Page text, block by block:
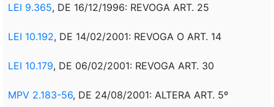
LEI 9.365, DE 16/12/1996: REVOGA ART. 25
LEI 10.192, DE 14/02/2001: REVOGA O ART. 14
LEI 10.179, DE 06/02/2001: REVOGA ART. 30
MPV 2.183-56, DE 24/08/2001: ALTERA ART. 5º